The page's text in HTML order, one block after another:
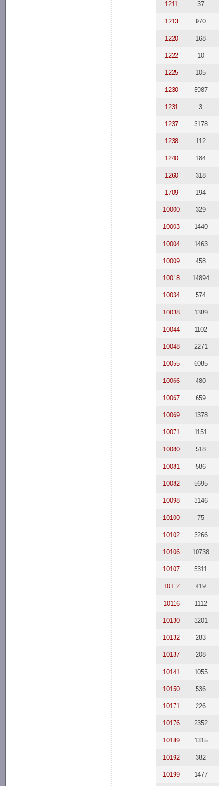
1211 37
1213 970
1220 168
1222 10
1225 105
1230 5987
1231 3
1237 3178
1238 112
1240 184
1260 318
1709 194
10000 329
10003 1440
10004 1463
10009 458
10018 14894
10034 574
10038 1389
10044 1102
10048 2271
10055 6085
10066 480
10067 659
10069 1378
10071 1151
10080 518
10081 586
10082 5695
10098 3146
10100 75
10102 3266
10106 10738
10107 5311
10112 419
10116 1112
10130 3201
10132 283
10137 208
10141 1055
10150 536
10171 226
10176 2352
10189 1315
10192 382
10199 1477